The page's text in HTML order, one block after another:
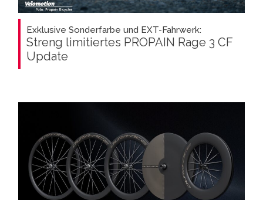
Exklusive Sonderfarbe und EXT-Fahrwerk:
Streng limitiertes PROPAIN Rage 3 CF
Update